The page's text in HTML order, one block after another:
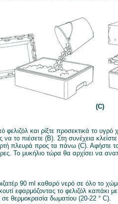
(C)
φελιζόλ και ρίξτε προσεκτικά το
το πιέσετε (Β). Στη συνέχεια κλείστε
πλευρά προς τα πάνω (C). Αφήστε
Το μυκήλιο τώρα θα αρχίσει να
90 ml καθαρό νερό σε όλο το
εφαρμόζοντας το φελιζόλ καπάκι
θερμοκρασία δωματίου (20-22 ° C).